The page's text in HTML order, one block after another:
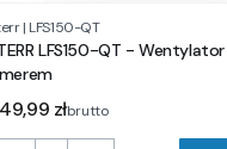
| LFS150-QT
LFS150-QT - Wentylator
złbrutto